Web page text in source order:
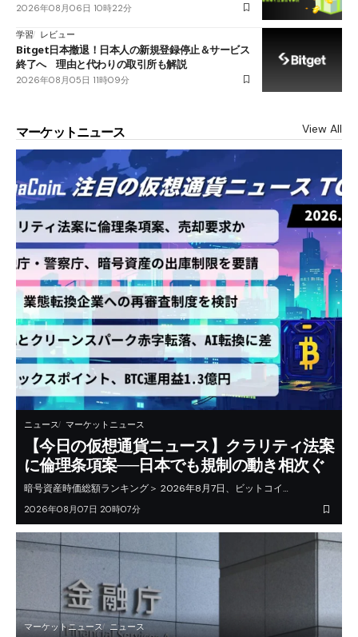
2026年08月06日 10時22分
学習 レビュー
Bitget日本撤退！日本人の新規登録停止＆サービス
終了へ 理由と代わりの取引所も解説
2026年08月05日 11時09分
マーケットニュース View All
ニュース マーケットニュース
【今日の仮想通貨ニュース】クラリティ法案
に倫理条項案──日本でも規制の動き相次ぐ
暗号資産時価総額ランキング＞ 2026年8月7日、ビットコイ…
2026年08月07日 20時07分
マーケットニュース ニュース